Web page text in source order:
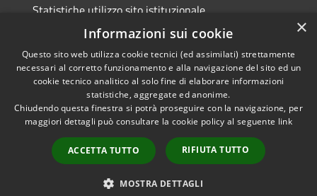
Statistiche utilizzo sito istituzionale
Qualità dei Servizi Comunali
RSS
Accessibilità
Copyright © 2023 •
Città di Peschiera
Borromeo •
Powered byMunicipium
×
Informazioni sui cookie
Questo sito web utilizza cookie tecnici (ed assimilati) strettamente
necessari al corretto funzionamento e alla navigazione del sito ed un
cookie tecnico analitico al solo fine di elaborare informazioni
statistiche, aggregate ed anonime.
Chiudendo questa finestra si potrà proseguire con la navigazione, per
maggiori dettagli può consultare la cookie policy al seguente link
ACCETTA TUTTO RIFIUTA TUTTO
MOSTRA DETTAGLI